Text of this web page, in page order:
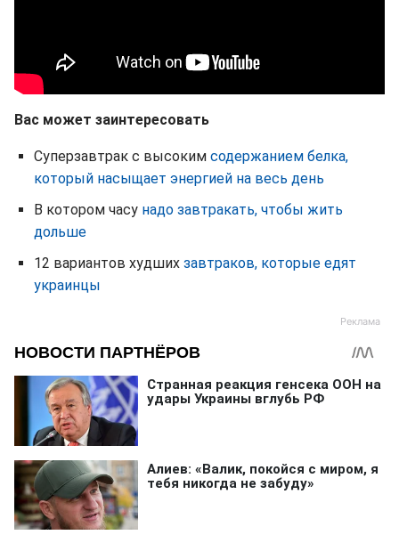
Вас может заинтересовать
Суперзавтрак с высоким содержанием белка,
который насыщает энергией на весь день
В котором часу надо завтракать, чтобы жить
дольше
12 вариантов худших завтраков, которые едят
украинцы